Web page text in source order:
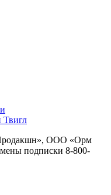
Твигл
ООО «Орм
подписки 8-800-